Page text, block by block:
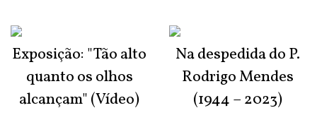
Exposição: "Tão alto
quanto os olhos
alcançam" (Vídeo)
Na despedida do P.
Rodrigo Mendes
(1944 – 2023)